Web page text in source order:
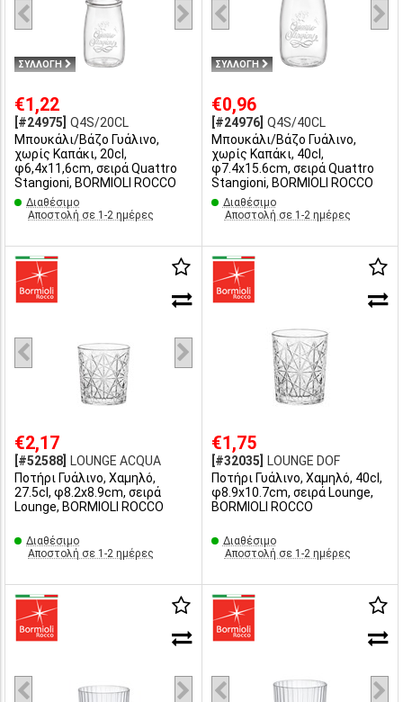
ΣΥΛΛΟΓΗ
€1,22
[#24975] Q4S/20CL
Μπουκάλι/Βάζο Γυάλινο,
χωρίς Kαπάκι, 20cl,
φ6,4x11,6cm, σειρά Quattro
Stangioni, BORMIOLI ROCCO
Διαθέσιμο
Αποστολή σε 1-2 ημέρες
ΣΥΛΛΟΓΗ
€0,96
[#24976] Q4S/40CL
Μπουκάλι/Βάζο Γυάλινο,
χωρίς Kαπάκι, 40cl,
φ7.4x15.6cm, σειρά Quattro
Stangioni, BORMIOLI ROCCO
Διαθέσιμο
Αποστολή σε 1-2 ημέρες
€2,17
[#52588]
LOUNGE ACQUA
Ποτήρι Γυάλινο, Χαμηλό,
27.5cl, φ8.2x8.9cm, σειρά
Lounge, BORMIOLI ROCCO
Διαθέσιμο
Αποστολή σε 1-2 ημέρες
€1,75
[#32035]
LOUNGE DOF
Ποτήρι Γυάλινο, Χαμηλό, 40cl,
φ8.9x10.7cm, σειρά Lounge,
BORMIOLI ROCCO
Διαθέσιμο
Αποστολή σε 1-2 ημέρες